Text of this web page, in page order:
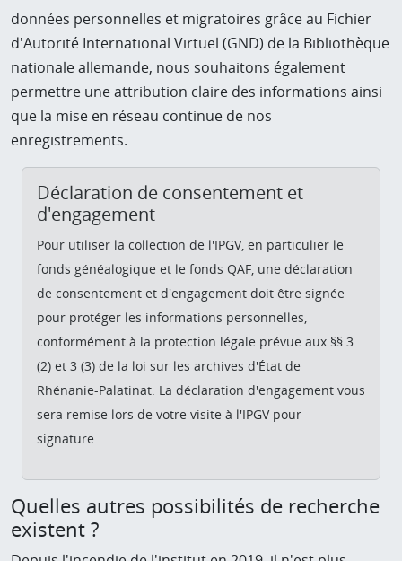
données personnelles et migratoires grâce au Fichier
d'Autorité International Virtuel (GND) de la Bibliothèque
nationale allemande, nous souhaitons également
permettre une attribution claire des informations ainsi
que la mise en réseau continue de nos
enregistrements.
Déclaration de consentement et
d'engagement
Pour utiliser la collection de l'IPGV, en particulier le
fonds généalogique et le fonds QAF, une déclaration
de consentement et d'engagement doit être signée
pour protéger les informations personnelles,
conformément à la protection légale prévue aux §§ 3
(2) et 3 (3) de la loi sur les archives d'État de
Rhénanie-Palatinat. La déclaration d'engagement vous
sera remise lors de votre visite à l'IPGV pour
signature.
Quelles autres possibilités de recherche
existent ?